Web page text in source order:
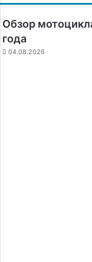
Обзор
года
04.08.2026